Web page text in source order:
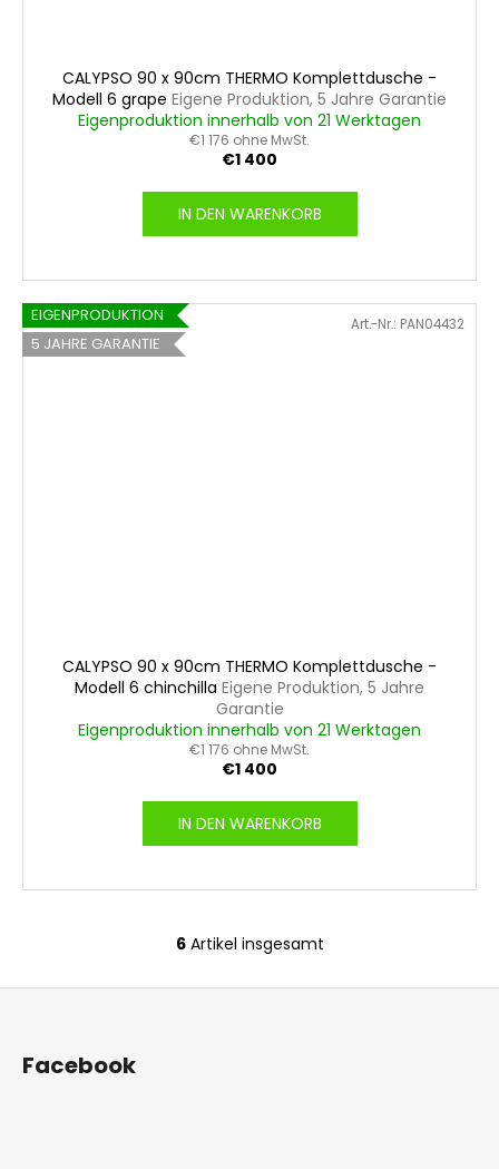
CALYPSO 90 x 90cm THERMO Komplettdusche -
Modell 6 grape Eigene Produktion, 5 Jahre Garantie
Eigenproduktion innerhalb von 21 Werktagen
€1 176 ohne MwSt.
€1 400
IN DEN WARENKORB
EIGENPRODUKTION
5 JAHRE GARANTIE
CALYPSO 90 x 90cm THERMO Komplettdusche -
Modell 6 chinchilla Eigene Produktion, 5 Jahre
Garantie
Eigenproduktion innerhalb von 21 Werktagen
€1 176 ohne MwSt.
€1 400
IN DEN WARENKORB
Art.-Nr.: PAN04432
S
t
6Artikel insgesamt
F
Facebook